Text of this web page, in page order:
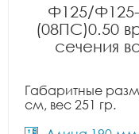
Ф125/
(08ПС)0.50
сечения
Габаритные
см, вес 251 гр.